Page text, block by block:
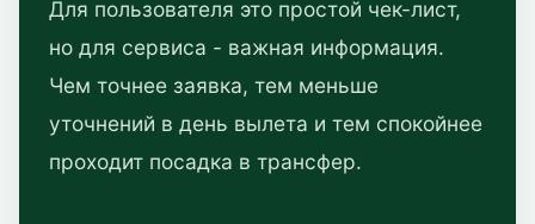
Для пользователя это простой чек-лист,
но для сервиса - важная информация.
Чем точнее заявка, тем меньше
уточнений в день вылета и тем спокойнее
проходит посадка в трансфер.